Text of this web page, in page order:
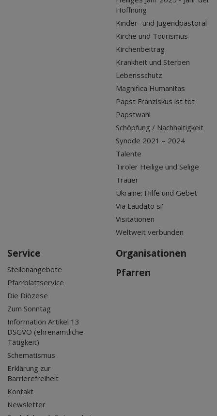
Hoffnung
Kinder- und Jugendpastoral
Kirche und Tourismus
Kirchenbeitrag
Krankheit und Sterben
Lebensschutz
Magnifica Humanitas
Papst Franziskus ist tot
Papstwahl
Schöpfung / Nachhaltigkeit
Synode 2021 – 2024
Talente
Tiroler Heilige und Selige
Trauer
Ukraine: Hilfe und Gebet
Via Laudato si'
Visitationen
Weltweit verbunden
Service
Stellenangebote
Pfarrblattservice
Die Diözese
Zum Sonntag
Information Artikel 13
DSGVO (ehrenamtliche
Tätigkeit)
Schematismus
Erklärung zur
Barrierefreiheit
Kontakt
Newsletter
Organisationen
Pfarren